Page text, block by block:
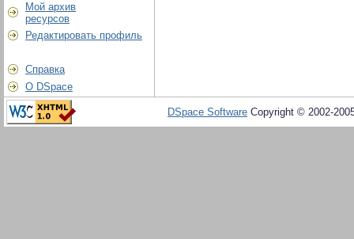
Мой архив
ресурсов
Редактировать профиль
Справка
О DSpace
DSpace Software Copyright © 2002-